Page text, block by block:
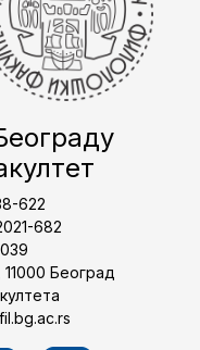
622
682
Београд